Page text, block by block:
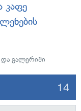
კაფე
და გალერიში
14